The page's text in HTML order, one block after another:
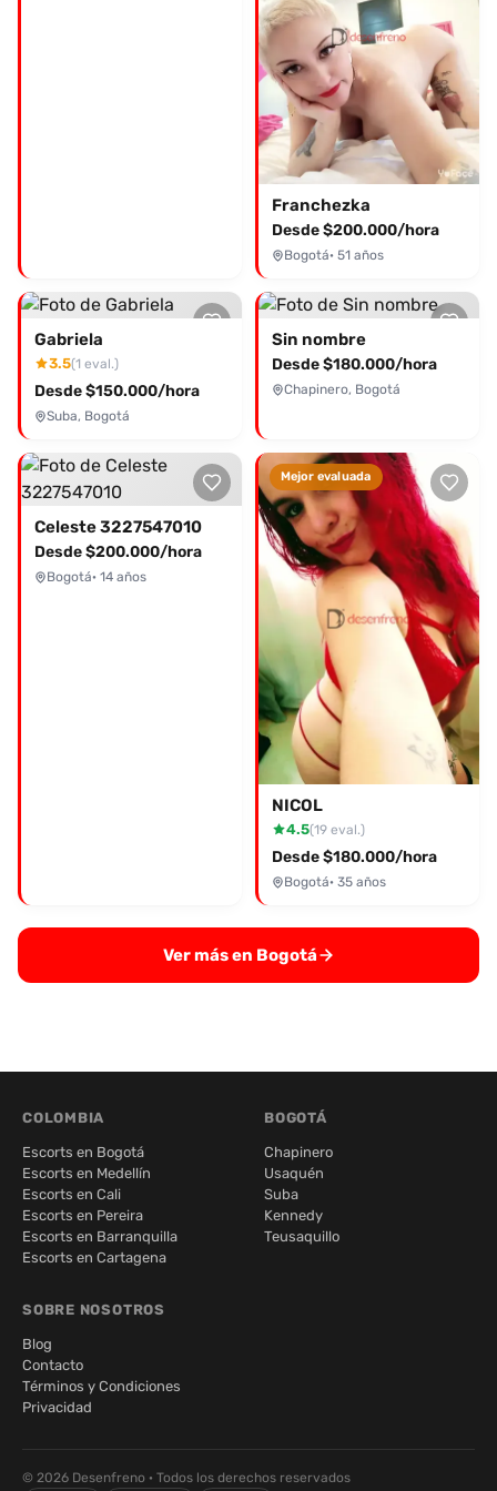
Franchezka
Desde $200.000/hora
Bogotá· 51 años
Gabriela
3.5(1 eval.)
Desde $150.000/hora
Suba, Bogotá
Sin nombre
Desde $180.000/hora
Chapinero, Bogotá
Celeste 3227547010
Desde $200.000/hora
Bogotá· 14 años
Mejor evaluada
NICOL
4.5(19 eval.)
Desde $180.000/hora
Bogotá· 35 años
Ver más en Bogotá
COLOMBIA
Escorts en Bogotá
Escorts en Medellín
Escorts en Cali
Escorts en Pereira
Escorts en Barranquilla
Escorts en Cartagena
BOGOTÁ
Chapinero
Usaquén
Suba
Kennedy
Teusaquillo
SOBRE NOSOTROS
Blog
Contacto
Términos y Condiciones
Privacidad
© 2026 Desenfreno · Todos los derechos reservados